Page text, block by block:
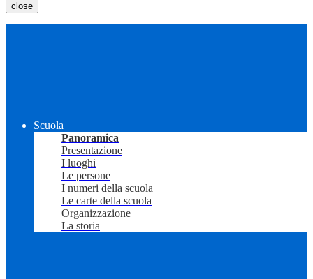
close
Scuola
Panoramica
Presentazione
I luoghi
Le persone
I numeri della scuola
Le carte della scuola
Organizzazione
La storia